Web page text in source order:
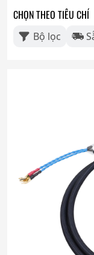
CHỌN THEO TIÊU CHÍ
Bộ lọc